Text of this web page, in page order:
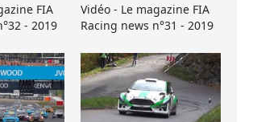
FIA
- 2019
Vidéo - Le magazine FIA
Racing news n°31 - 2019